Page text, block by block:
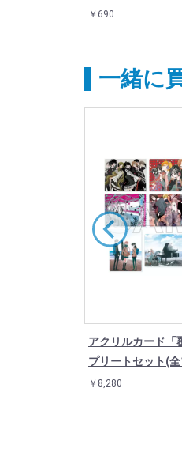
￥690
一緒に
アクリルカード「
プリートセット(
￥8,280